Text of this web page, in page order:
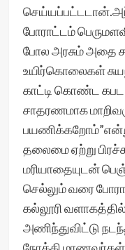
போராட்டம்
போல அரசும் அதை
உயிர்கொலைகள்
காட்டி கொண்ட
சாதரணமாக
தலைமை ஏற்று
மரியாதையுடன்
செல்லும் வரை
கல்லூரி
அணிந்துவிட்டு